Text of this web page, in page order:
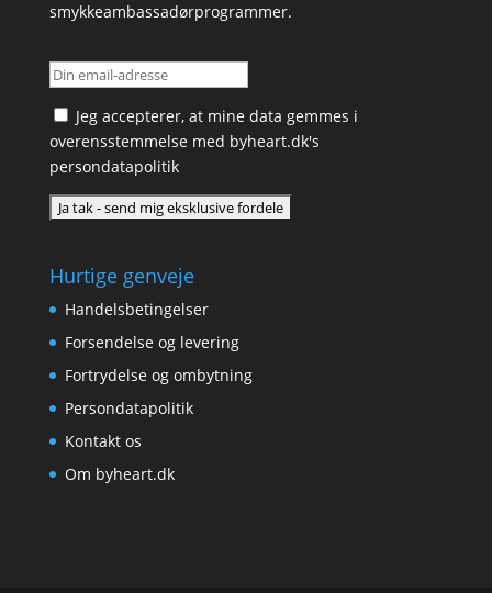
smykkeambassadørprogrammer.
Jeg accepterer, at mine data gemmes i
overensstemmelse med byheart.dk's
persondatapolitik
Hurtige genveje
Handelsbetingelser
Forsendelse og levering
Fortrydelse og ombytning
Persondatapolitik
Kontakt os
Om byheart.dk